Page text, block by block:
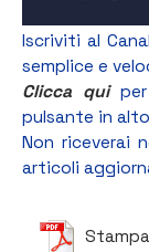
Iscriviti al
semplice e
Clicca quiper
pulsante in
Non riceverai
articoli
Stampa